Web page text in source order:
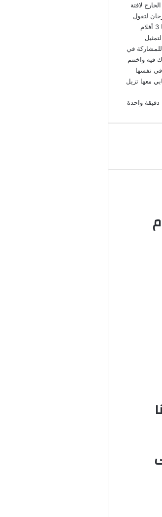
لافتة
لتقول
إنها لم تخطط للتمثيل في بداياتها بل كان حلمها أن تصبح مخرجة حيث عملت بالفعل في الإخراج لفترة قلية قدمت فيها 3 أفلام
في
فيه واختتم
في نفسها
معها تزيل
دقيقة واحدة